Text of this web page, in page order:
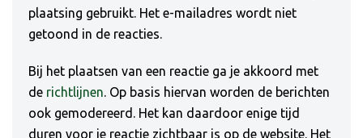
plaatsing gebruikt. Het e-mailadres wordt niet
getoond in de reacties.
Bij het plaatsen van een reactie ga je akkoord met
de richtlijnen. Op basis hiervan worden de berichten
ook gemodereerd. Het kan daardoor enige tijd
duren voor je reactie zichtbaar is op de website. Het